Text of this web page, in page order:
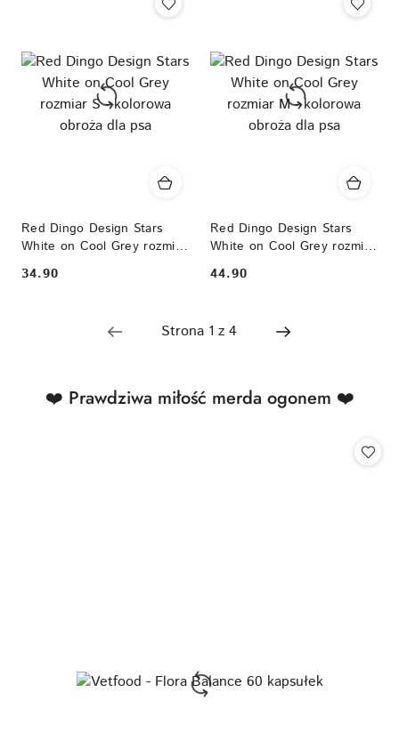
Red Dingo Design Stars
White on Cool Grey rozmiar
S - kolorowa obroża dla psa
Cena:
34.90
Red Dingo Design Stars
White on Cool Grey rozmiar
M - kolorowa obroża dla psa
Cena:
44.90
Pomiń karuzelę produktów
Produkty
❤️ Prawdziwa miłość merda ogonem ❤️